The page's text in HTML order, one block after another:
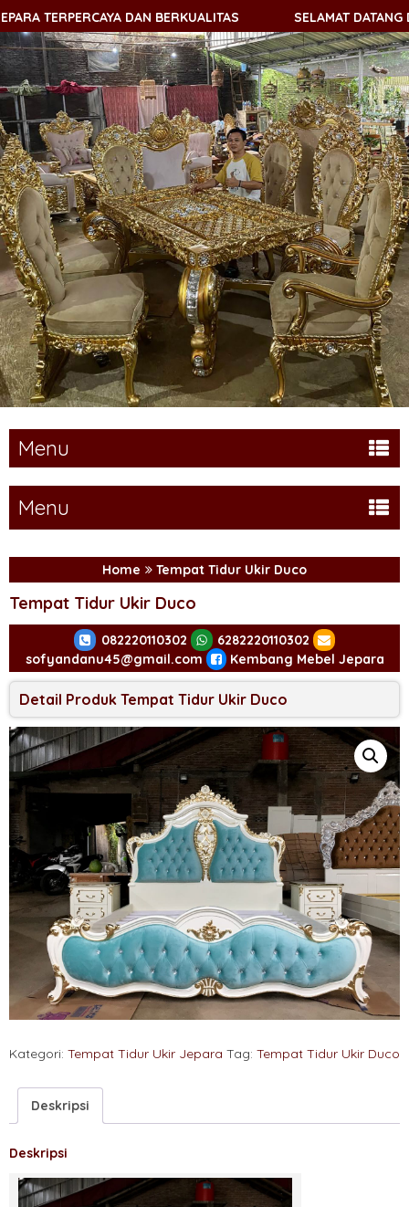
DAN BERKUALITAS SELAMAT DATANG DI
Menu
Menu
Home Tempat Tidur Ukir Duco
Tempat Tidur Ukir Duco
082220110302
6282220110302
sofyandanu45@gmail.com
Kembang Mebel Jepara
Detail Produk Tempat Tidur Ukir Duco
Kategori: Tempat Tidur Ukir Jepara Tag: Tempat Tidur Ukir Duco
Deskripsi
Deskripsi